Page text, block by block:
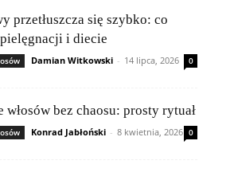
przetłuszcza się szybko: co
i diecie
Damian Witkowski - 14 lipca, 2026 0
włosów bez chaosu: prosty rytuał
Konrad Jabłoński - 8 kwietnia, 2026 0